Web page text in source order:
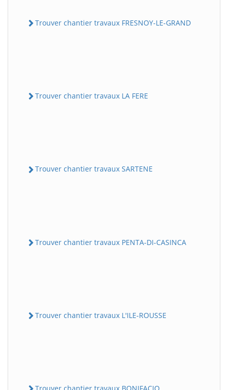
Trouver chantier travaux FRESNOY-LE-GRAND
Trouver chantier travaux LA FERE
Trouver chantier travaux SARTENE
Trouver chantier travaux PENTA-DI-CASINCA
Trouver chantier travaux L'ILE-ROUSSE